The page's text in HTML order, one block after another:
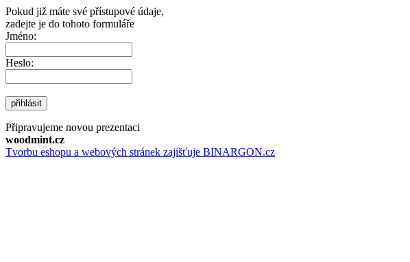
Pokud již máte své přístupové údaje,
zadejte je do tohoto formuláře
Jméno:
Heslo:
přihlásit
Připravujeme novou prezentaci
woodmint.cz
Tvorbu eshopu a webových stránek zajišťuje BINARGON.cz